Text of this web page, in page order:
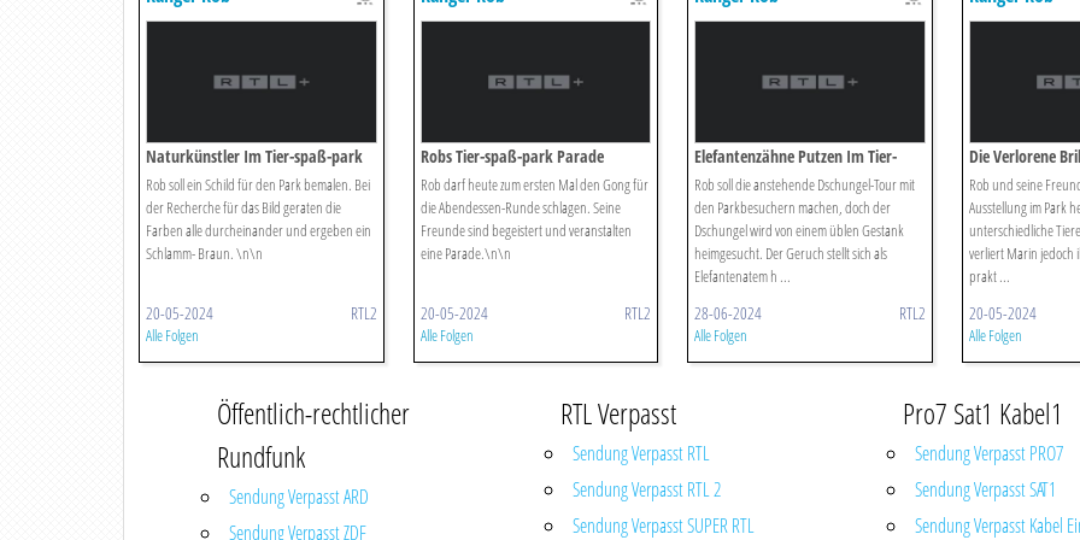
Naturkünstler Im Tier-spaß-park
Rob soll ein Schild für den Park bemalen. Bei
der Recherche für das Bild geraten die
Farben alle durcheinander und ergeben ein
Schlamm- Braun. \n\n
20-05-2024 RTL2
Alle Folgen
Robs Tier-spaß-park Parade
Rob darf heute zum ersten Mal den Gong für
die Abendessen-Runde schlagen. Seine
Freunde sind begeistert und veranstalten
eine Parade.\n\n
20-05-2024 RTL2
Alle Folgen
Elefantenzähne Putzen Im Tier-
spaß-park!
Rob soll die anstehende Dschungel-Tour mit
den Parkbesuchern machen, doch der
Dschungel wird von einem üblen Gestank
heimgesucht. Der Geruch stellt sich als
Elefantenatem h ...
28-06-2024 RTL2
Alle Folgen
Die Verlorene
park
Rob und seine
Ausstellung im Park
unterschiedliche
verliert Marin jedoch
prakt ...
20-05-2024
Alle Folgen
Öffentlich-rechtlicher
Rundfunk
Sendung Verpasst ARD
Sendung Verpasst ZDF
RTL Verpasst
Sendung Verpasst RTL
Sendung Verpasst RTL 2
Sendung Verpasst SUPER RTL
Pro7 Sat1 Kabel1
Sendung Verpasst PRO7
Sendung Verpasst SAT1
Sendung Verpasst Kabel